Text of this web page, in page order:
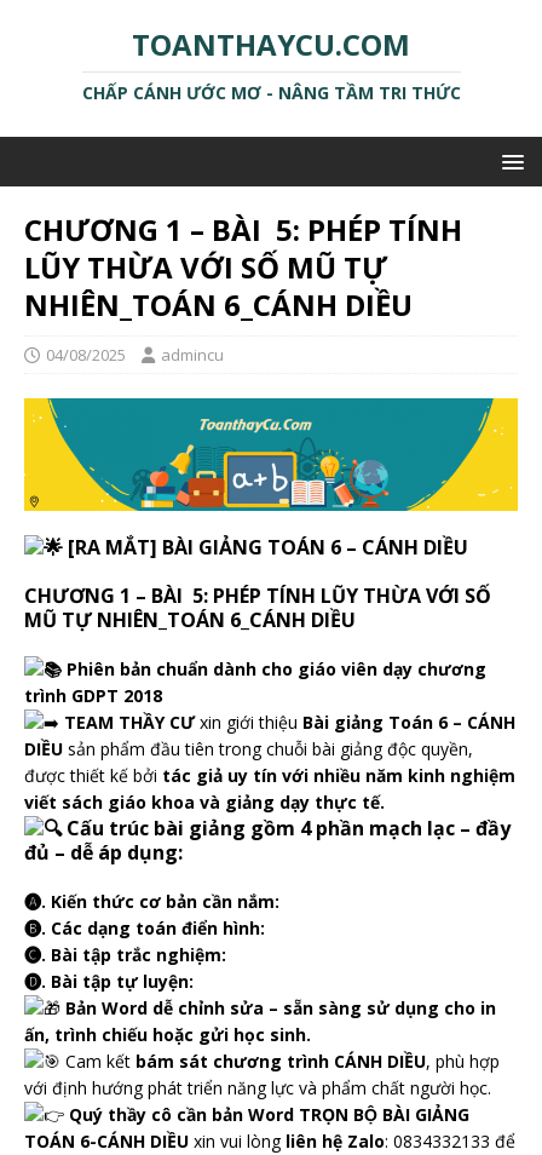
TOANTHAYCU.COM
CHẤP CÁNH ƯỚC MƠ - NÂNG TẦM TRI THỨC
CHƯƠNG 1 – BÀI 5: PHÉP TÍNH
LŨY THỪA VỚI SỐ MŨ TỰ
NHIÊN_TOÁN 6_CÁNH DIỀU
04/08/2025 admincu
[RA MẮT] BÀI GIẢNG TOÁN 6 – CÁNH DIỀU
CHƯƠNG 1 – BÀI 5: PHÉP TÍNH LŨY THỪA VỚI SỐ
MŨ TỰ NHIÊN_TOÁN 6_CÁNH DIỀU
Phiên bản chuẩn dành cho giáo viên dạy chương
trình GDPT 2018
TEAM THẦY CƯxin giới thiệu Bài giảng Toán 6 – CÁNH
DIỀU sản phẩm đầu tiên trong chuỗi bài giảng độc quyền,
được thiết kế bởi tác giả uy tín với nhiều năm kinh nghiệm
viết sách giáo khoa và giảng dạy thực tế.
Cấu trúc bài giảng gồm 4 phần mạch lạc – đầy
đủ – dễ áp dụng:
🅐. Kiến thức cơ bản cần nắm:
🅑. Các dạng toán điển hình:
🅒. Bài tập trắc nghiệm:
🅓. Bài tập tự luyện:
Bản Word dễ chỉnh sửa – sẵn sàng sử dụng cho in
ấn, trình chiếu hoặc gửi học sinh.
Cam kết bám sát chương trình CÁNH DIỀU, phù hợp
với định hướng phát triển năng lực và phẩm chất người học.
Quý thầy cô cần bản Word TRỌN BỘ BÀI GIẢNG
TOÁN 6-CÁNH DIỀU xin vui lòng liên hệ Zalo: 0834332133 để